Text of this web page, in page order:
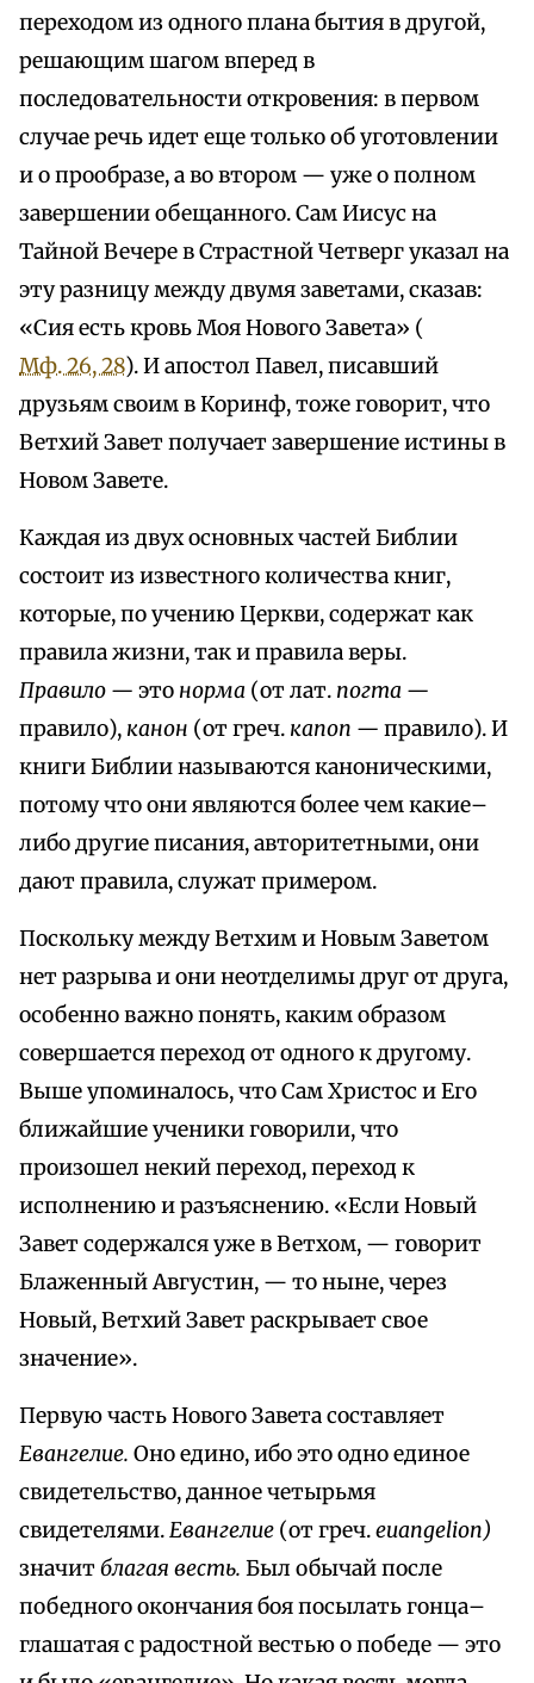
переходом из одного плана бытия в другой,
решающим шагом вперед в
последовательности откровения: в первом
случае речь идет еще только об уготовлении
и о прообразе, а во втором — уже о полном
завершении обещанного. Сам Иисус на
Тайной Вечере в Страстной Четверг указал на
эту разницу между двумя заветами, сказав:
«Сия есть кровь Моя Нового Завета» (
Мф. 26, 28). И апостол Павел, писавший
друзьям своим в Коринф, тоже говорит, что
Ветхий Завет получает завершение истины в
Новом Завете.
Каждая из двух основных частей Библии
состоит из известного количества книг,
которые, по учению Церкви, содержат как
правила жизни, так и правила веры.
Правило — это норма (от лат. погта —
правило), канон (от греч. капоп — правило). И
книги Библии называются каноническими,
потому что они являются более чем какие–
либо другие писания, авторитетными, они
дают правила, служат примером.
Поскольку между Ветхим и Новым Заветом
нет разрыва и они неотделимы друг от друга,
особенно важно понять, каким образом
совершается переход от одного к другому.
Выше упоминалось, что Сам Христос и Его
ближайшие ученики говорили, что
произошел некий переход, переход к
исполнению и разъяснению. «Если Новый
Завет содержался уже в Ветхом, — говорит
Блаженный Августин, — то ныне, через
Новый, Ветхий Завет раскрывает свое
значение».
Первую часть Нового Завета составляет
Евангелие. Оно едино, ибо это одно единое
свидетельство, данное четырьмя
свидетелями.Евангелие (от греч.euangelion)
значитблагая весть. Был обычай после
победного окончания боя посылать гонца–
глашатая с радостной вестью о победе — это